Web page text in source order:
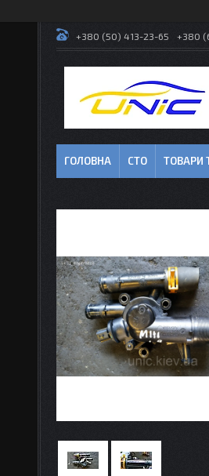
+380 (50) 413-23-65 +380
ГОЛОВНА СТО ТОВАРИ